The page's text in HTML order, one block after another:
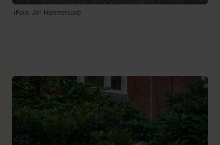
(Foto: Jan Hammerstad)